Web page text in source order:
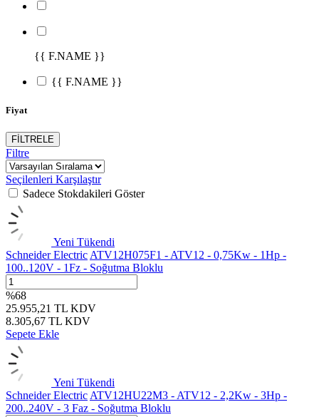
{{ F.NAME }}
{{ F.NAME }}
Fiyat
FİLTRELE
Filtre
Seçilenleri Karşılaştır
Sadece Stokdakileri Göster
Yeni Tükendi
Schneider Electric ATV12H075F1 - ATV12 - 0,75Kw - 1Hp -
100..120V - 1Fz - Soğutma Bloklu
%68
25.955,21 TL KDV
8.305,67 TL KDV
Sepete Ekle
Yeni Tükendi
Schneider Electric ATV12HU22M3 - ATV12 - 2,2Kw - 3Hp -
200..240V - 3 Faz - Soğutma Bloklu